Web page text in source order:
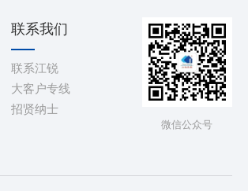
联系我们
联系江锐
大客户专线
招贤纳士
微信公众号